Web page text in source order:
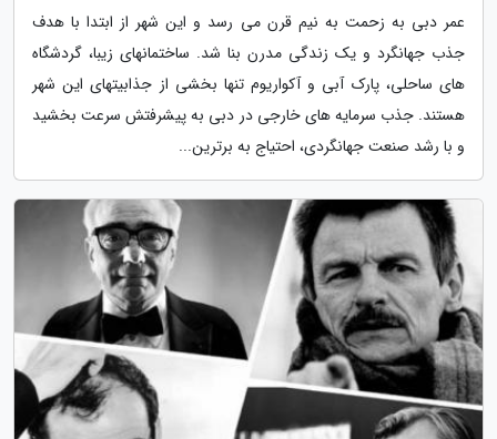
عمر دبی به زحمت به نیم قرن می رسد و این شهر از ابتدا با هدف
جذب جهانگرد و یک زندگی مدرن بنا شد. ساختمانهای زیبا، گردشگاه
های ساحلی، پارک آبی و آکواریوم تنها بخشی از جذابیتهای این شهر
هستند. جذب سرمایه های خارجی در دبی به پیشرفتش سرعت بخشید
و با رشد صنعت جهانگردی، احتیاج به برترین...